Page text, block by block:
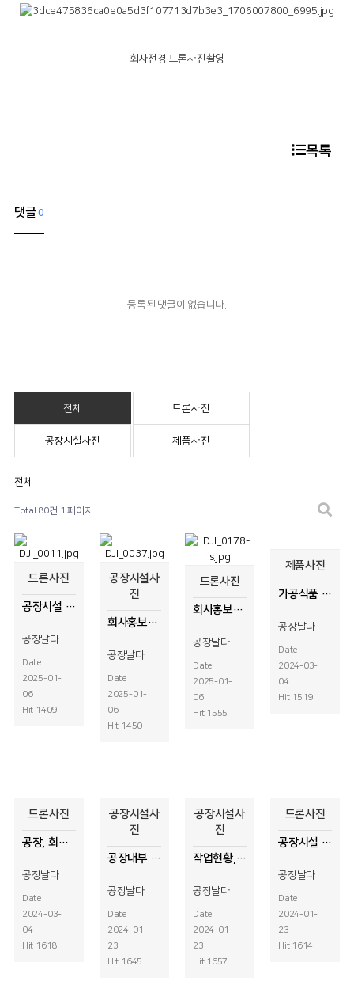
회사전경 드론사진촬영
목록
댓글0
등록된 댓글이 없습니다.
전체 드론사진
공장시설사진 제품사진
전체
Total 80건 1 페이지
드론사진
공장시설 드론사진
공장날다
Date
2025-01-
06
Hit 1409
공장시설사
진
회사홍보용 공장시설, 외부 드론사진촬영
공장날다
Date
2025-01-
06
Hit 1450
드론사진
회사홍보사진, 내부시설사진
공장날다
Date
2025-01-
06
Hit 1555
제품사진
가공식품 제품사진
공장날다
Date
2024-03-
04
Hit 1519
드론사진
공장, 회사 전경사진
공장날다
Date
2024-03-
04
Hit 1618
공장시설사
진
공장내부 작업모습 사진촬영
공장날다
Date
2024-01-
23
Hit 1645
공장시설사
진
작업현황, 적채현황 드론사진촬영
공장날다
Date
2024-01-
23
Hit 1657
드론사진
공장시설 사진
공장날다
Date
2024-01-
23
Hit 1614